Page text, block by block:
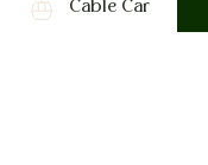
Cable Car